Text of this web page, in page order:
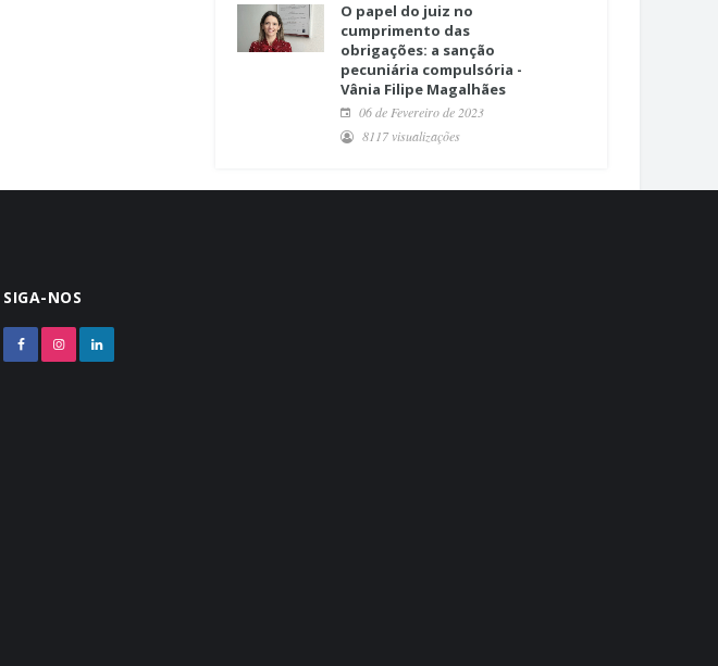
O papel do juiz no
cumprimento das
obrigações: a sanção
pecuniária compulsória -
Vânia Filipe Magalhães
06 de Fevereiro de 2023
8117 visualizações
SIGA-NOS